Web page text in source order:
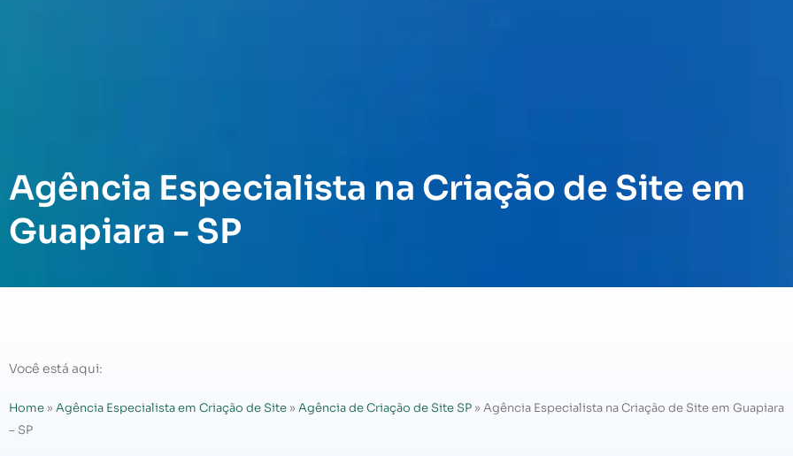
Agência Especialista na Criação de Site em
Guapiara - SP
Você está aqui:
Home » Agência Especialista em Criação de Site » Agência de Criação de Site SP » Agência Especialista na Criação de Site em Guapiara
– SP